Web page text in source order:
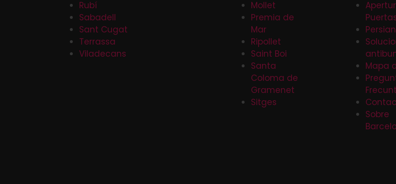
Rubí
Sabadell
Sant Cugat
Terrassa
Viladecans
Mollet
Premia de
Mar
Ripollet
Saint Boi
Santa
Coloma de
Gramenet
Sitges
Mapa
Sobre